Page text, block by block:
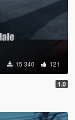
15 340 121
1.0